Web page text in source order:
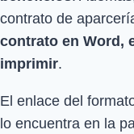
contrato de
contrato en Word,
imprimir.
El enlace del
lo encuentra en la